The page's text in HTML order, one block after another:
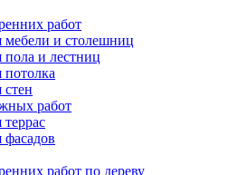
работ
мебели и столешниц
пола и лестниц
потолка
стен
работ
фасадов
работ по дереву